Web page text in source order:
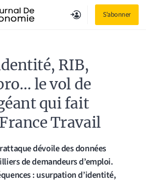
S'abonner
RIB,
le vol de
qui fait
Travail
dévoile des données
de demandeurs d’emploi.
: usurpation d’identité,